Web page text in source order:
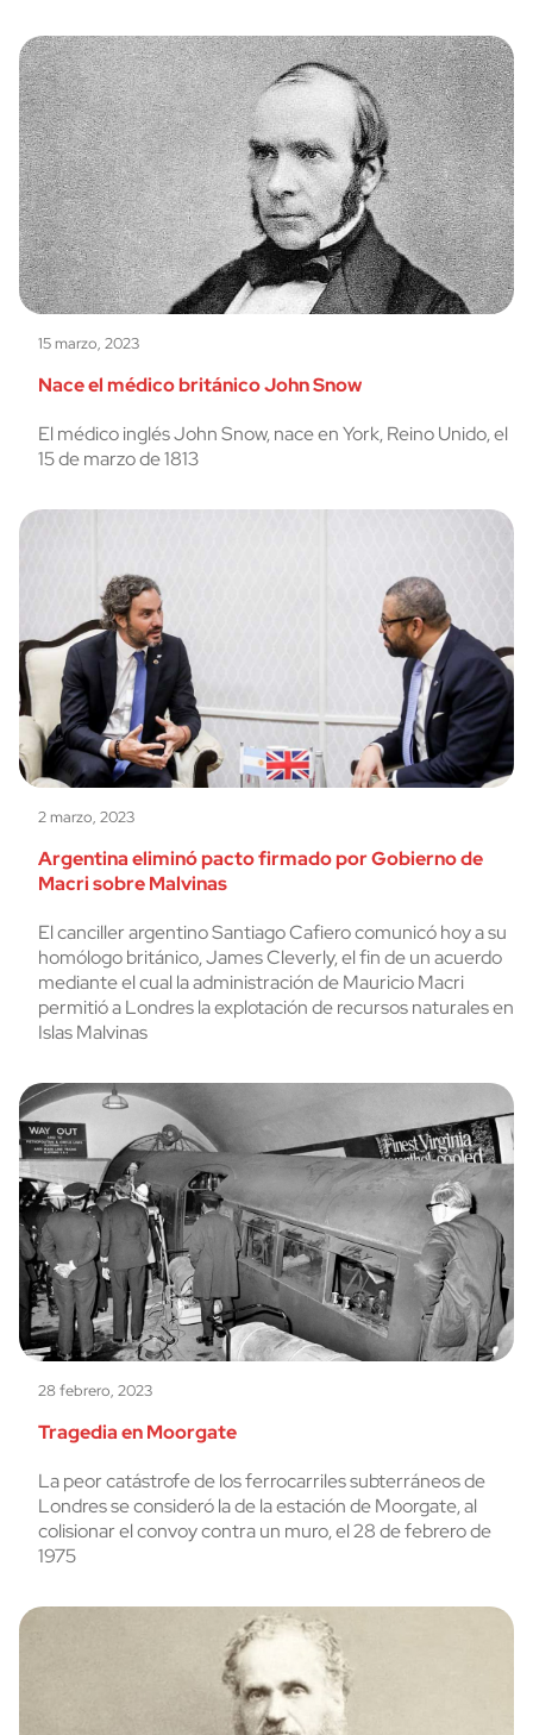
15 marzo, 2023
Nace el médico británico John Snow
El médico inglés John Snow, nace en York, Reino Unido, el
15 de marzo de 1813
2 marzo, 2023
Argentina eliminó pacto firmado por Gobierno de
Macri sobre Malvinas
El canciller argentino Santiago Cafiero comunicó hoy a su
homólogo británico, James Cleverly, el fin de un acuerdo
mediante el cual la administración de Mauricio Macri
permitió a Londres la explotación de recursos naturales en
Islas Malvinas
28 febrero, 2023
Tragedia en Moorgate
La peor catástrofe de los ferrocarriles subterráneos de
Londres se consideró la de la estación de Moorgate, al
colisionar el convoy contra un muro, el 28 de febrero de
1975